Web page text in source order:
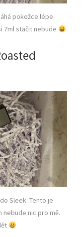
pokožce lépe
7ml stačit nebude
Sleek. Tento je
nebude nic pro mě.